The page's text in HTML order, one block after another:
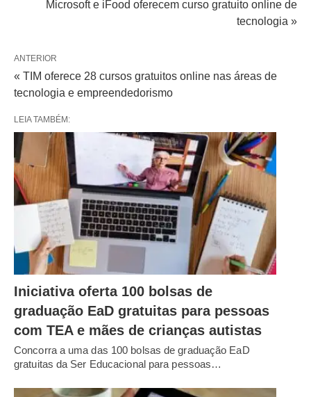
Microsoft e iFood oferecem curso gratuito online de
tecnologia »
ANTERIOR
« TIM oferece 28 cursos gratuitos online nas áreas de
tecnologia e empreendedorismo
LEIA TAMBÉM:
Iniciativa oferta 100 bolsas de
graduação EaD gratuitas para pessoas
com TEA e mães de crianças autistas
Concorra a uma das 100 bolsas de graduação EaD
gratuitas da Ser Educacional para pessoas…